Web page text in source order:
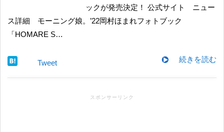
ックが発売決定！ 公式サイト ニュー
ス詳細 モーニング娘。’22岡村ほまれフォトブック
「HOMARE S…
続きを読む
Tweet
スポンサーリンク